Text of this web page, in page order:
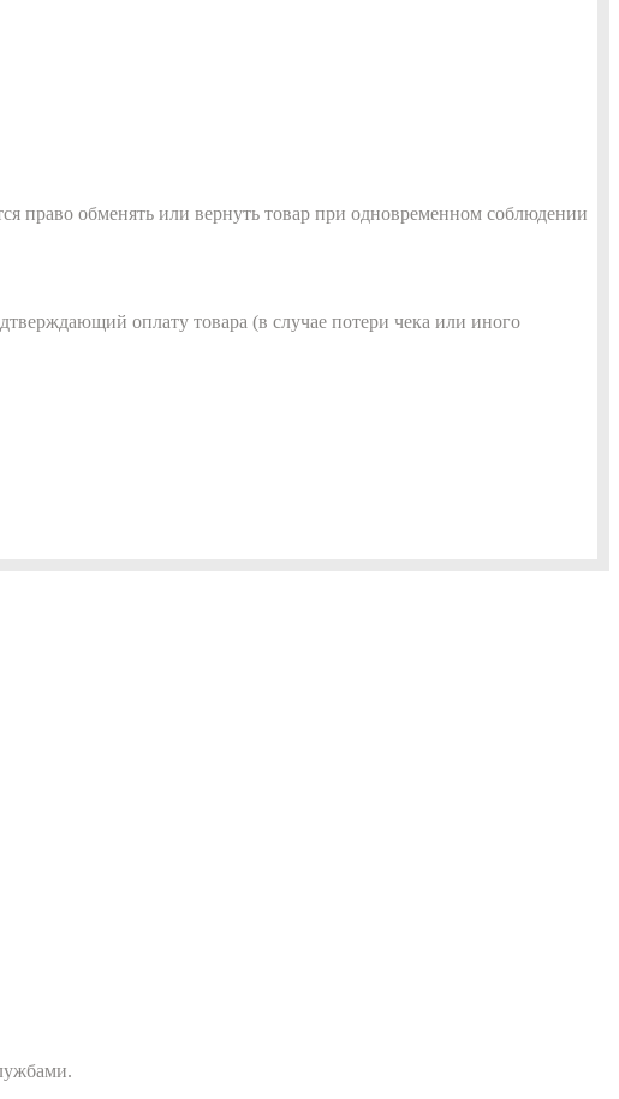
право обменять или вернуть товар при одновременном соблюдении
оплату товара (в случае потери чека или иного